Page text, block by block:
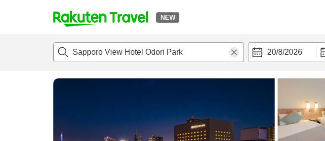
NEW
t
p
a
20/8/2026
แนะนำที่พักห้องพักและแพลนพักรีวิวไฮไลต์สิ่่งอำนวยความสะดวก